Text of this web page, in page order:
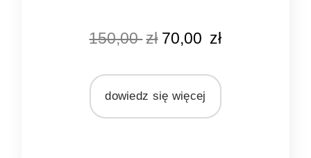
naturalny rattan150,00zł 70,00 zł
dowiedz się więcej